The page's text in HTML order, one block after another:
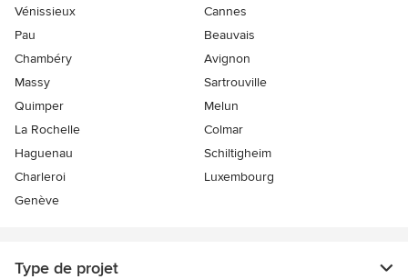
Vénissieux
Cannes
Pau
Beauvais
Chambéry
Avignon
Massy
Sartrouville
Quimper
Melun
La Rochelle
Colmar
Haguenau
Schiltigheim
Charleroi
Luxembourg
Genève
Type de projet